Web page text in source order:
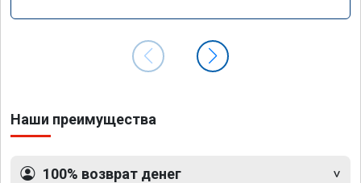
Наши преимущества
100% возврат денег